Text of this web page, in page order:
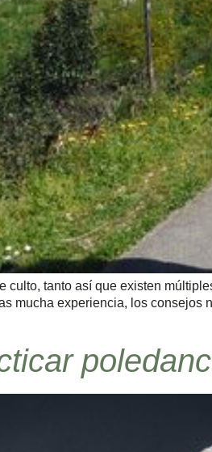
culto, tanto así que existen
mucha experiencia, los